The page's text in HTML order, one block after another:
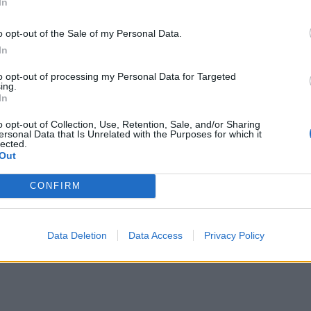
opt-out of the Sale of my Personal Data.
opt-out of processing my Personal Data for Targeted
opt-out of Collection, Use, Retention, Sale, and/or Sharing
Data that Is Unrelated with the Purposes for which it
CONFIRM
Data Deletion Data Access Privacy Policy
τα 2 τρις. δολάρια αυτόν τον μήνα, σύμφωνα
βουτιά μετά το υψηλό των σχεδόν 69.000
πολύ κάτω από τα 20.000 δολάρια το 2022,
τους τελευταίους μήνες.
του λεγόμενου halving – δηλαδή, της μείωσης
η οποία είχε προβλεφθεί από τότε που
η προσφορά του και επομένως να στηρίζεται η